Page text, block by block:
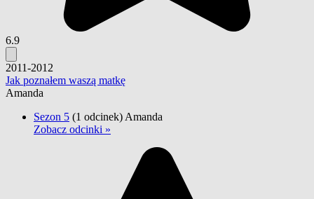
6.9
2011-2012
Jak poznałem waszą matkę
Amanda
Sezon 5 (1 odcinek)Amanda
Zobacz odcinki »